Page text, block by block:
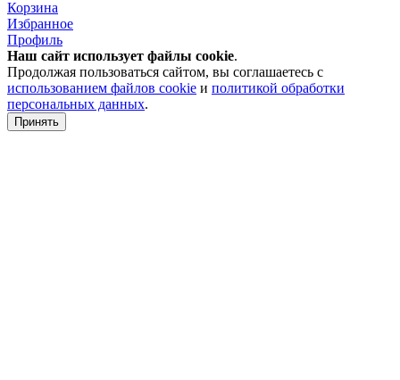
Корзина
Избранное
Профиль
Наш сайт использует файлы cookie.
Продолжая пользоваться сайтом, вы соглашаетесь с
использованием файлов cookie и политикой обработки
персональных данных.
Принять